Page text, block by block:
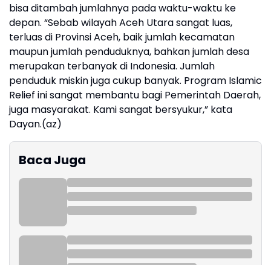
bisa ditambah jumlahnya pada waktu-waktu ke
depan. “Sebab wilayah Aceh Utara sangat luas,
terluas di Provinsi Aceh, baik jumlah kecamatan
maupun jumlah penduduknya, bahkan jumlah desa
merupakan terbanyak di Indonesia. Jumlah
penduduk miskin juga cukup banyak. Program Islamic
Relief ini sangat membantu bagi Pemerintah Daerah,
juga masyarakat. Kami sangat bersyukur,” kata
Dayan.(az)
Baca Juga